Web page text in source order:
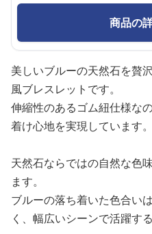
商品の
美しいブルーの天然石を贅
風ブレスレットです。
伸縮性のあるゴム紐仕様な
着け心地を実現しています。
天然石ならではの自然な色
ます。
ブルーの落ち着いた色合い
く、幅広いシーンで活躍す